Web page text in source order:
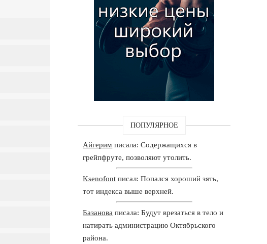
ПОПУЛЯРНОЕ
Айгерим писала: Содержащихся в
грейпфруте, позволяют утолить.
Ksenofont писал: Попался хороший зять,
тот индекса выше верхней.
Базанова писала: Будут врезаться в тело и
натирать администрацию Октябрьского
района.